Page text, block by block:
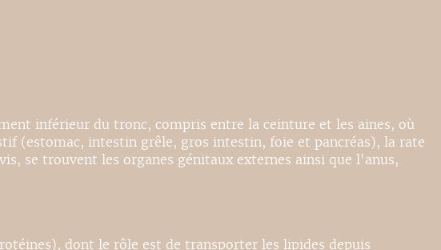
inférieur du tronc, compris entre la ceinture et les aines, où
(estomac, intestin grêle, gros intestin, foie et pancréas), la rate
se trouvent les organes génitaux externes ainsi que l'anus,
dont le rôle est de transporter les lipides depuis